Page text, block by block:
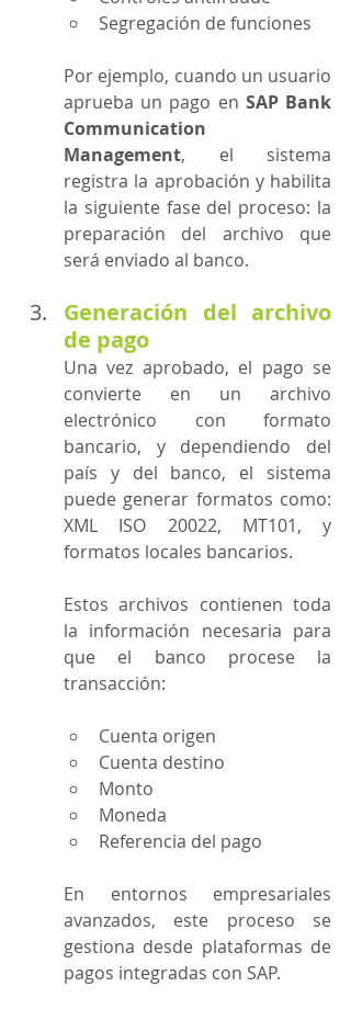
Segregación de funciones
Por ejemplo, cuando un usuario
aprueba un pago en SAP Bank
Communication
Management, el sistema
registra la aprobación y habilita
la siguiente fase del proceso: la
preparación del archivo que
será enviado al banco.
Generación del archivo
de pago
Una vez aprobado, el pago se
convierte en un archivo
electrónico con formato
bancario, y dependiendo del
país y del banco, el sistema
puede generar formatos como:
XML ISO 20022, MT101, y
formatos locales bancarios.
Estos archivos contienen toda
la información necesaria para
que el banco procese la
transacción:
Cuenta origen
Cuenta destino
Monto
Moneda
Referencia del pago
En entornos empresariales
avanzados, este proceso se
gestiona desde plataformas de
pagos integradas con SAP.